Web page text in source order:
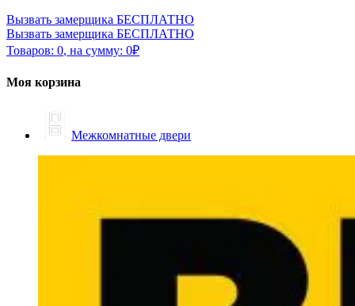
Вызвать замерщика БЕСПЛАТНО
Вызвать замерщика БЕСПЛАТНО
Товаров: 0, на сумму: 0₽
Моя корзина
Межкомнатные двери